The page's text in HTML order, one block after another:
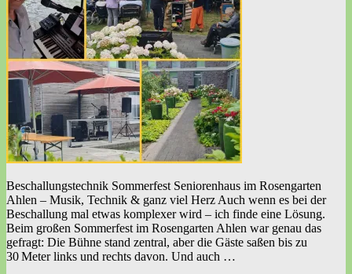
Beschallungstechnik Sommerfest Seniorenhaus im Rosengarten
Ahlen – Musik, Technik & ganz viel Herz Auch wenn es bei der
Beschallung mal etwas komplexer wird – ich finde eine Lösung.
Beim großen Sommerfest im Rosengarten Ahlen war genau das
gefragt: Die Bühne stand zentral, aber die Gäste saßen bis zu
30 Meter links und rechts davon. Und auch …